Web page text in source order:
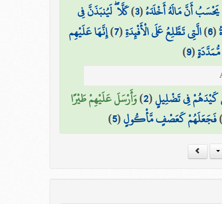
يَحْسَبُ أَنَّ مَالَهُ أَخْلَدَهُ(
3
)كَلَّا ۖ لَيُنبَذَنَّ فِي
(
6
)الَّتِي تَطَّلِعُ عَلَى الْأَفْئِدَةِ(
7
)إِنَّهَا عَلَيْهِم
(
9
)
كَيْدَهُمْ فِي تَضْلِيلٍ(
2
)وَأَرْسَلَ عَلَيْهِمْ طَيْرًا
فَجَعَلَهُمْ كَعَصْفٍ مَّأْكُولٍ(
5
)